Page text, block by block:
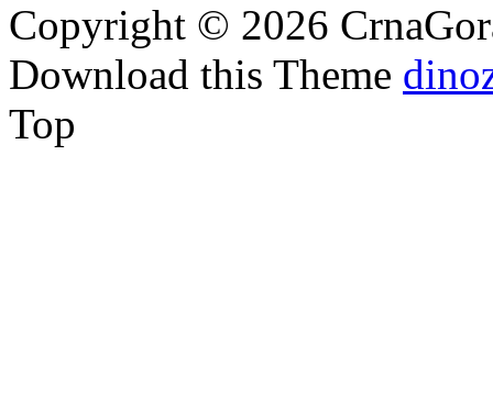
Copyright © 2026
Download this Theme
Top